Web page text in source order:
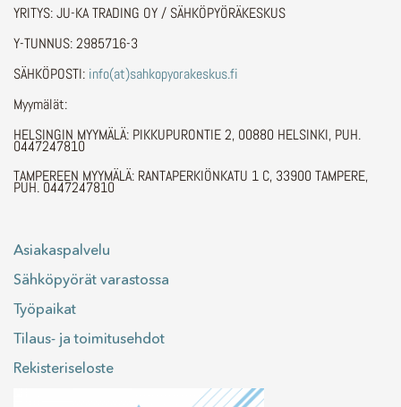
YRITYS: JU-KA TRADING OY / SÄHKÖPYÖRÄKESKUS
Y-TUNNUS: 2985716-3
SÄHKÖPOSTI: info(at)sahkopyorakeskus.fi
Myymälät:
HELSINGIN MYYMÄLÄ: PIKKUPURONTIE 2, 00880 HELSINKI, PUH.
0447247810
TAMPEREEN MYYMÄLÄ: RANTAPERKIÖNKATU 1 C, 33900 TAMPERE,
PUH. 0447247810
Asiakaspalvelu
Sähköpyörät varastossa
Työpaikat
Tilaus- ja toimitusehdot
Rekisteriseloste